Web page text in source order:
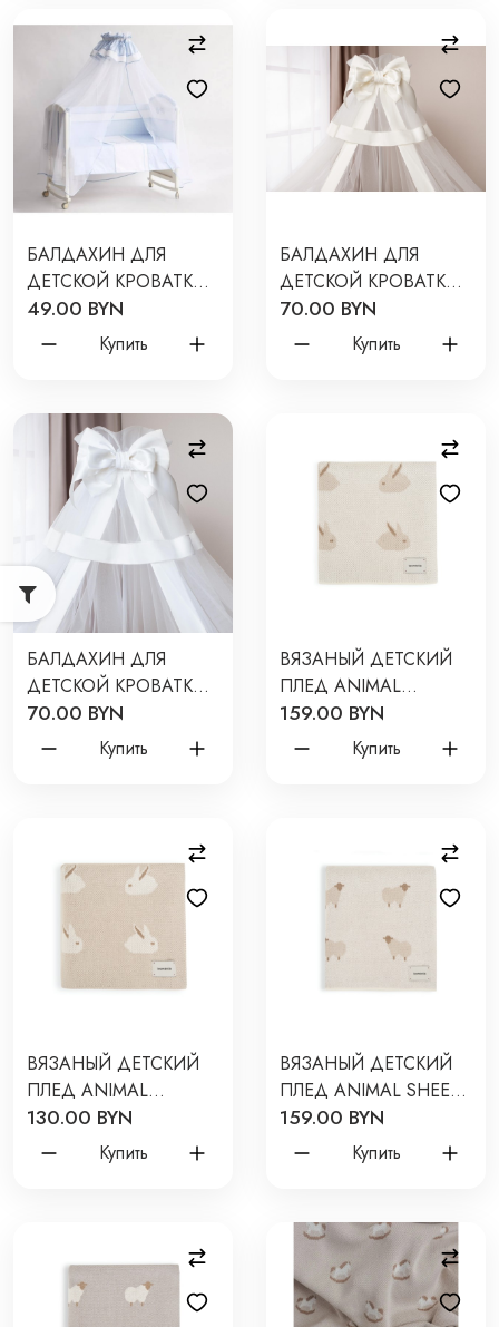
БАЛДАХИН ДЛЯ
ДЕТСКОЙ КРОВАТКИ
"ПРОГУЛКА" ЦВЕТ:
ГОЛУБОЙ 026/1
49.00 BYN
Купить
БАЛДАХИН ДЛЯ
ДЕТСКОЙ КРОВАТКИ
ЦВЕТ: АЙВОРИ Б-01.2
70.00 BYN
Купить
БАЛДАХИН ДЛЯ
ДЕТСКОЙ КРОВАТКИ
ЦВЕТ: БЕЛЫЙ Б-01.3
70.00 BYN
Купить
ВЯЗАНЫЙ ДЕТСКИЙ
ПЛЕД ANIMAL
RABBITS 80*120 ЦВЕТ:
КРЕМОВЫЙ W163-013-
159.00 BYN
Купить
ВЯЗАНЫЙ ДЕТСКИЙ
ПЛЕД ANIMAL
RABBITS 80*120 ЦВЕТ:
ТОПЛЕНОЕ МОЛОКО
W163-034-80/120
130.00 BYN
Купить
ВЯЗАНЫЙ ДЕТСКИЙ
ПЛЕД ANIMAL SHEEPS
80*120 ЦВЕТ:
КРЕМОВЫЙ W164-013-
159.00 BYN
Купить